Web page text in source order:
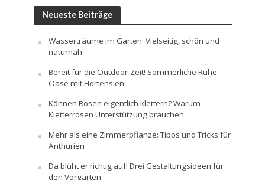
Neueste Beiträge
Wasserträume im Garten: Vielseitig, schön und
naturnah
Bereit für die Outdoor-Zeit! Sommerliche Ruhe-
Oase mit Hortensien
Können Rosen eigentlich klettern? Warum
Kletterrosen Unterstützung brauchen
Mehr als eine Zimmerpflanze: Tipps und Tricks für
Anthurien
Da blüht er richtig auf! Drei Gestaltungsideen für
den Vorgarten